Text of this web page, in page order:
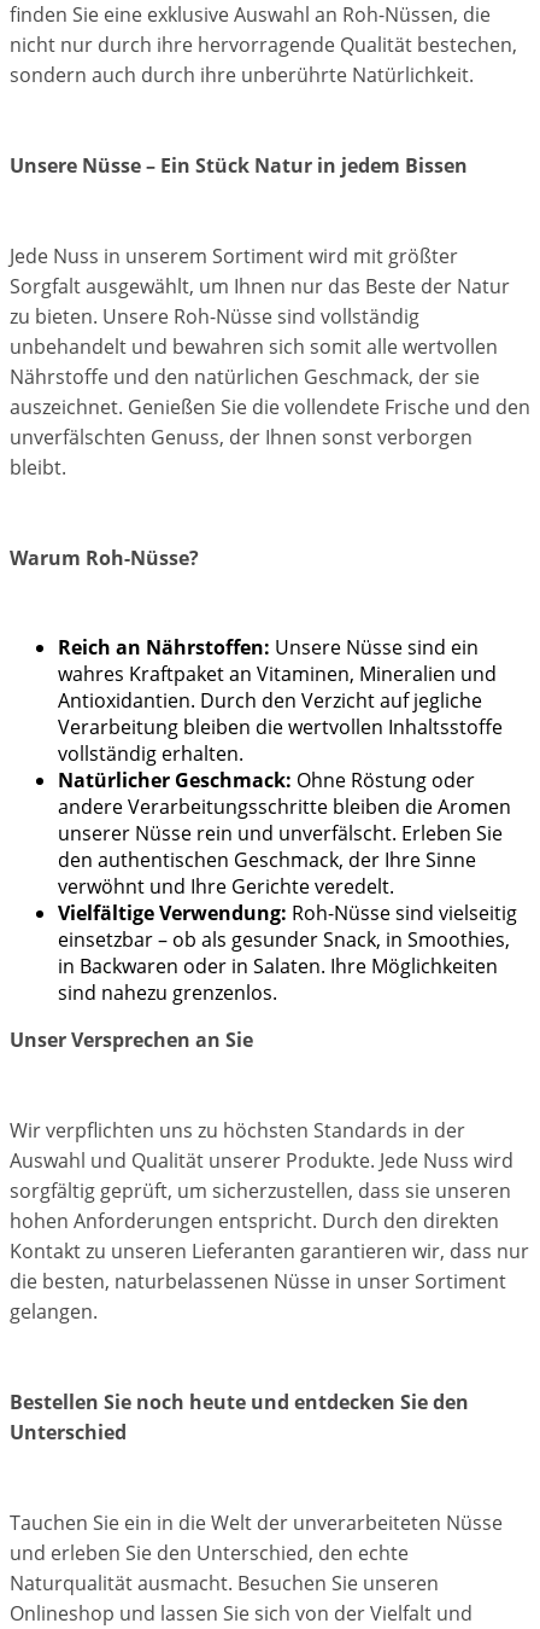
finden Sie eine exklusive Auswahl an Roh-Nüssen, die
nicht nur durch ihre hervorragende Qualität bestechen,
sondern auch durch ihre unberührte Natürlichkeit.
Unsere Nüsse – Ein Stück Natur in jedem Bissen
Jede Nuss in unserem Sortiment wird mit größter
Sorgfalt ausgewählt, um Ihnen nur das Beste der Natur
zu bieten. Unsere Roh-Nüsse sind vollständig
unbehandelt und bewahren sich somit alle wertvollen
Nährstoffe und den natürlichen Geschmack, der sie
auszeichnet. Genießen Sie die vollendete Frische und den
unverfälschten Genuss, der Ihnen sonst verborgen
bleibt.
Warum Roh-Nüsse?
Reich an Nährstoffen: Unsere Nüsse sind ein
wahres Kraftpaket an Vitaminen, Mineralien und
Antioxidantien. Durch den Verzicht auf jegliche
Verarbeitung bleiben die wertvollen Inhaltsstoffe
vollständig erhalten.
Natürlicher Geschmack: Ohne Röstung oder
andere Verarbeitungsschritte bleiben die Aromen
unserer Nüsse rein und unverfälscht. Erleben Sie
den authentischen Geschmack, der Ihre Sinne
verwöhnt und Ihre Gerichte veredelt.
Vielfältige Verwendung: Roh-Nüsse sind vielseitig
einsetzbar – ob als gesunder Snack, in Smoothies,
in Backwaren oder in Salaten. Ihre Möglichkeiten
sind nahezu grenzenlos.
Unser Versprechen an Sie
Wir verpflichten uns zu höchsten Standards in der
Auswahl und Qualität unserer Produkte. Jede Nuss wird
sorgfältig geprüft, um sicherzustellen, dass sie unseren
hohen Anforderungen entspricht. Durch den direkten
Kontakt zu unseren Lieferanten garantieren wir, dass nur
die besten, naturbelassenen Nüsse in unser Sortiment
gelangen.
Bestellen Sie noch heute und entdecken Sie den
Unterschied
Tauchen Sie ein in die Welt der unverarbeiteten Nüsse
und erleben Sie den Unterschied, den echte
Naturqualität ausmacht. Besuchen Sie unseren
Onlineshop und lassen Sie sich von der Vielfalt und